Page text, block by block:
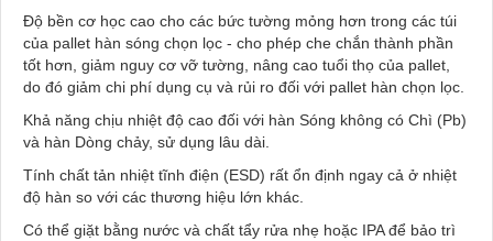
Độ bền cơ học cao cho các bức tường mỏng hơn trong các túi
của pallet hàn sóng chọn lọc - cho phép che chắn thành phần
tốt hơn, giảm nguy cơ vỡ tường, nâng cao tuổi thọ của pallet,
do đó giảm chi phí dụng cụ và rủi ro đối với pallet hàn chọn lọc.
Khả năng chịu nhiệt độ cao đối với hàn Sóng không có Chì (Pb)
và hàn Dòng chảy, sử dụng lâu dài.
Tính chất tản nhiệt tĩnh điện (ESD) rất ổn định ngay cả ở nhiệt
độ hàn so với các thương hiệu lớn khác.
Có thể giặt bằng nước và chất tẩy rửa nhẹ hoặc IPA để bảo trì